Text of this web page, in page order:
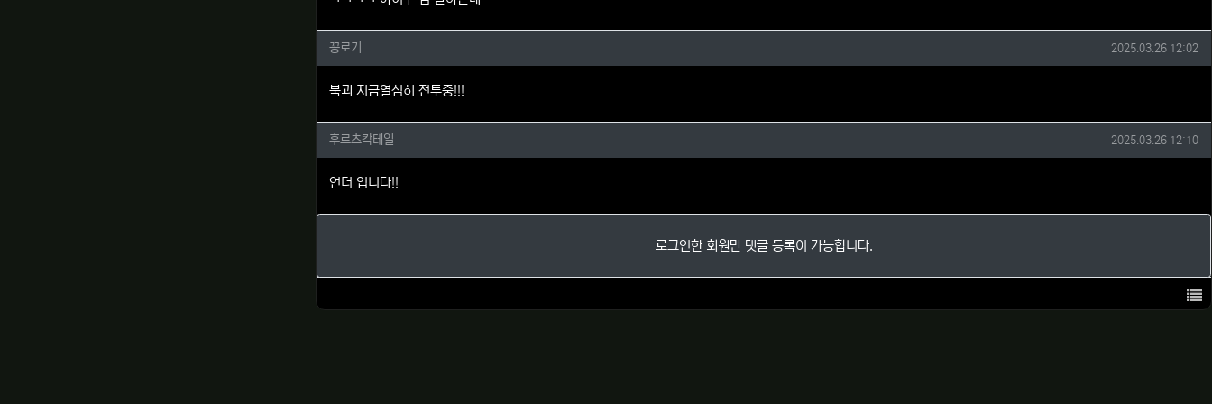
꽁로기님의 댓글
꽁로기 작성일
2025.03.26 12:02
북괴 지금열심히 전투중!!!
후르츠칵테일님의 댓글
후르츠칵테일 작성일
2025.03.26 12:10
언더 입니다!!
로그인한 회원만 댓글 등록이 가능합니다.